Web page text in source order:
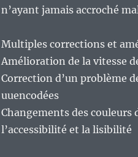
n’ayant jamais accroché
Multiples corrections et
Amélioration de la vitesse
Correction d’un problème
uuencodées
Changements des
l’accessibilité et la lisibilité